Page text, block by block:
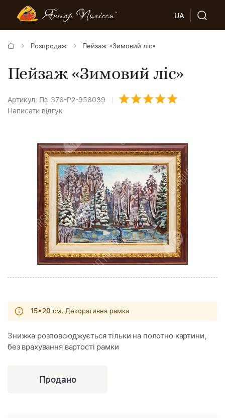
UA
Розпродаж Пейзаж «Зимовий ліс»
Пейзаж «Зимовий ліс»
Артикул: Пз-376-Р2-956039
Написати відгук
15x20 см, Декоративна рамка
Знижка розповсюджується тільки на полотно картини,
без врахування вартості рамки